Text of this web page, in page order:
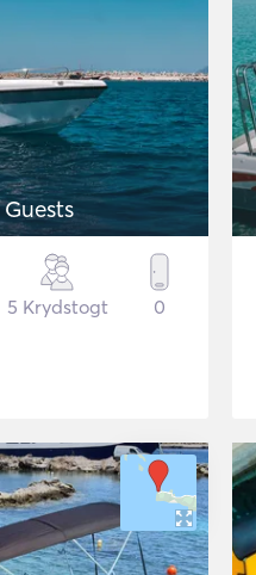
5 Krydstogt 0